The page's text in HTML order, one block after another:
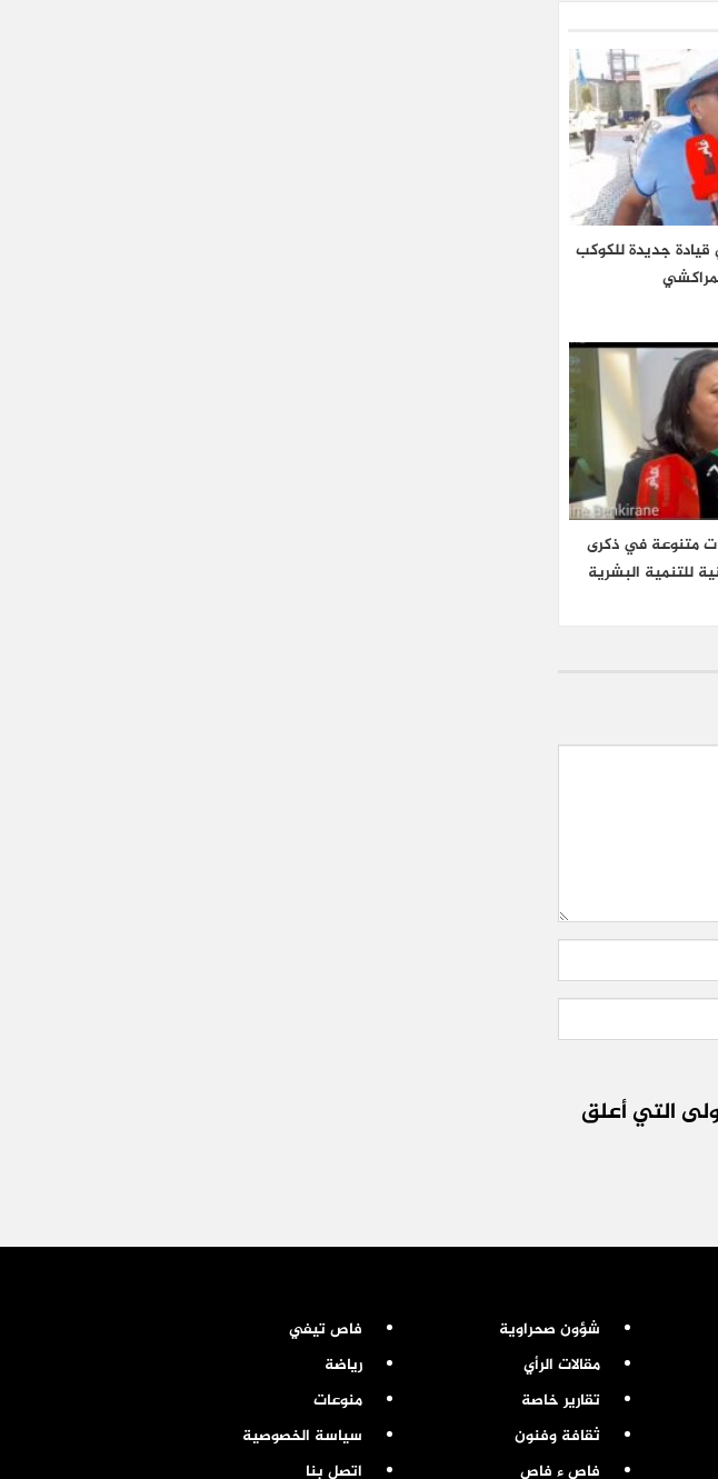
جديدة للكوكب
متنوعة في ذكرى
للتنمية البشرية
التي أعلق
شؤون صحراوية
مقالات الرأي
تقارير خاصة
ثقافة وفنون
فاص ء فاص
فاص تيفي
رياضة
منوعات
سياسة الخصوصية
اتصل بنا